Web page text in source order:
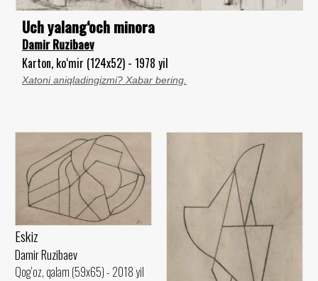
Uch yalang‘och minora
Damir Ruzibaev
Karton, ko‘mir (124x52) - 1978 yil
Xatoni aniqladingizmi? Xabar bering.
Eskiz
Damir Ruzibaev
Qog‘oz, qalam (59x65) - 2018 yil